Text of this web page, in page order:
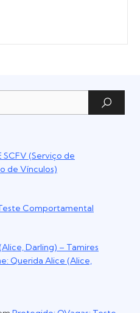
SCFV (Serviço de
de Vínculos)
Comportamental
Darling) – Tamires
Querida Alice (Alice,